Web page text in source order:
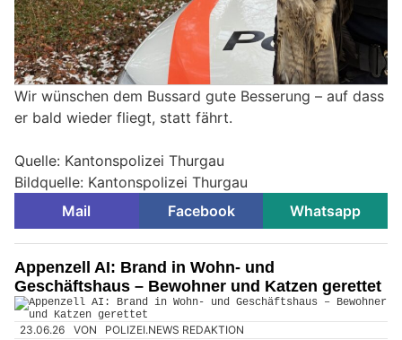
Wir wünschen dem Bussard gute Besserung – auf dass
er bald wieder fliegt, statt fährt.
Quelle: Kantonspolizei Thurgau
Bildquelle: Kantonspolizei Thurgau
Mail
Facebook Whatsapp
Appenzell AI: Brand in Wohn- und
Geschäftshaus – Bewohner und Katzen gerettet
23.06.26 VON POLIZEI.NEWS REDAKTION